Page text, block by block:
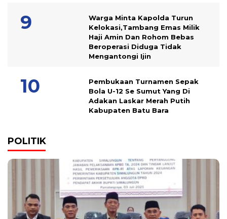
Warga Minta Kapolda Turun
Kelokasi,Tambang Emas Milik
Haji Amin Dan Rohom Bebas
Beroperasi Diduga Tidak
Mengantongi Ijin
Pembukaan Turnamen Sepak
Bola U-12 Se Sumut Yang Di
Adakan Laskar Merah Putih
Kabupaten Batu Bara
POLITIK